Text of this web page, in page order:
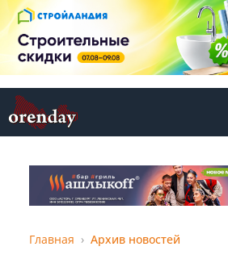
Главная Архив новостей